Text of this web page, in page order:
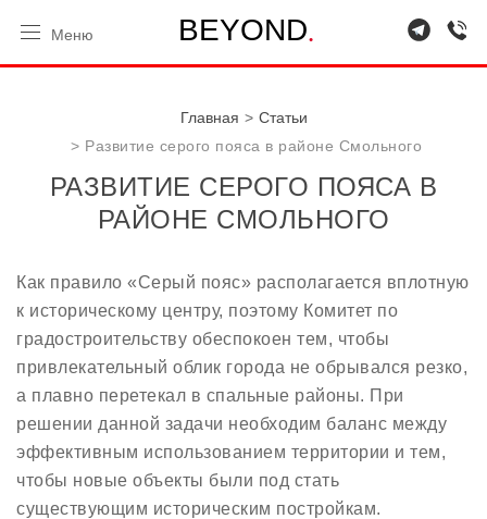
BEYOND.
Меню
Главная
Статьи
Развитие серого пояса в районе Смольного
РАЗВИТИЕ СЕРОГО ПОЯСА В
РАЙОНЕ СМОЛЬНОГО
Как правило «Серый пояс» располагается вплотную
к историческому центру, поэтому Комитет по
градостроительству обеспокоен тем, чтобы
привлекательный облик города не обрывался резко,
а плавно перетекал в спальные районы. При
решении данной задачи необходим баланс между
эффективным использованием территории и тем,
чтобы новые объекты были под стать
существующим историческим постройкам.